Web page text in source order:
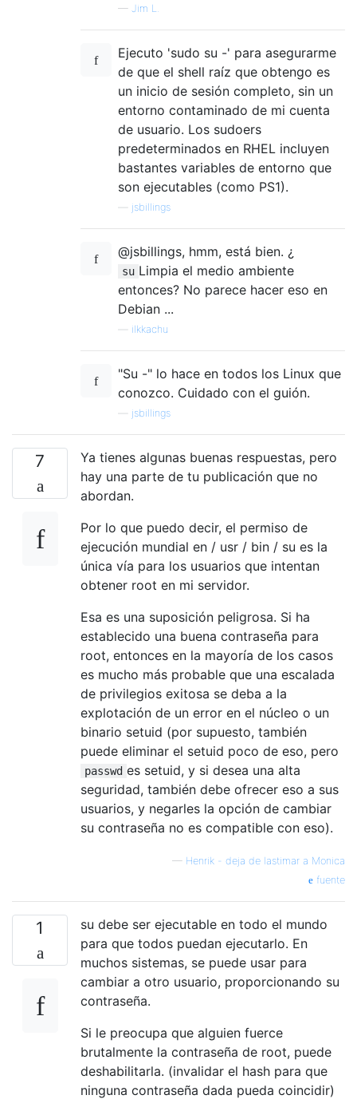
— Jim L.
Ejecuto 'sudo su -' para asegurarme
de que el shell raíz que obtengo es
un inicio de sesión completo, sin un
entorno contaminado de mi cuenta
de usuario. Los sudoers
predeterminados en RHEL incluyen
bastantes variables de entorno que
son ejecutables (como PS1).
jsbillings
@jsbillings, hmm, está bien. ¿
su Limpia el medio ambiente
entonces? No parece hacer eso en
Debian ...
ilkkachu
"Su -" lo hace en todos los Linux que
conozco. Cuidado con el guión.
jsbillings
7
Ya tienes algunas buenas respuestas, pero
hay una parte de tu publicación que no
abordan.
Por lo que puedo decir, el permiso de
ejecución mundial en / usr / bin / su es la
única vía para los usuarios que intentan
obtener root en mi servidor.
Esa es una suposición peligrosa. Si ha
establecido una buena contraseña para
root, entonces en la mayoría de los casos
es mucho más probable que una escalada
de privilegios exitosa se deba a la
explotación de un error en el núcleo o un
binario setuid (por supuesto, también
puede eliminar el setuid poco de eso, pero
passwd es setuid, y si desea una alta
seguridad, también debe ofrecer eso a sus
usuarios, y negarles la opción de cambiar
su contraseña no es compatible con eso).
— Henrik - deja de lastimar a Monica
fuente
1
su debe ser ejecutable en todo el mundo
para que todos puedan ejecutarlo. En
muchos sistemas, se puede usar para
cambiar a otro usuario, proporcionando su
contraseña.
Si le preocupa que alguien fuerce
brutalmente la contraseña de root, puede
deshabilitarla. (invalidar el hash para que
ninguna contraseña dada pueda coincidir)